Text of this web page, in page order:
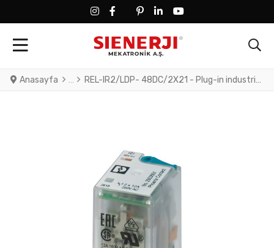
FACEBOOK SOCIAL LINK
FACEBOOK SOCIAL LINK
TWITTER SOCIAL LINK
PINTEREST SOCIAL LINK
LINKEDIN SOCIAL LINK
YOUTUBE SOCIAL LINK
Anasayfa REL-IR2/LDP- 48DC/2X21 - Plug-in industrial relay with power contacts, 2 changeover contacts, test button, status LED, freewheeling diode, mechanical switching position indicator, polarity: A1+, A2-, input voltage: 48 V DC